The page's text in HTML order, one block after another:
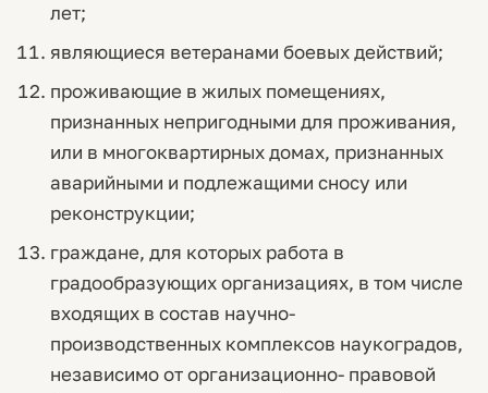
лет;
являющиеся ветеранами боевых действий;
проживающие в жилых помещениях,
признанных непригодными для проживания,
или в многоквартирных домах, признанных
аварийными и подлежащими сносу или
реконструкции;
граждане, для которых работа в
градообразующих организациях, в том числе
входящих в состав научно-
производственных комплексов наукоградов,
независимо от организационно- правовой